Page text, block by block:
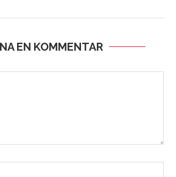
EN KOMMENTAR